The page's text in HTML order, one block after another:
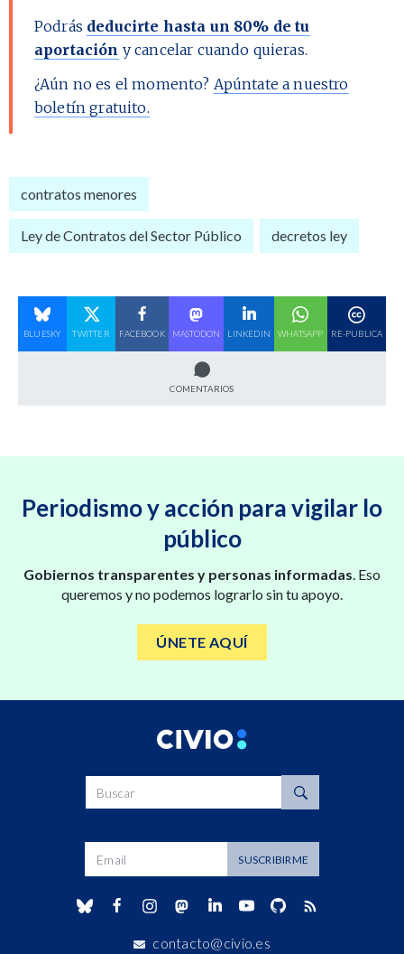
Podrás deducirte hasta un 80% de tu
aportación y cancelar cuando quieras.
¿Aún no es el momento? Apúntate a nuestro
boletín gratuito.
contratos menores
Ley de Contratos del Sector Público decretos ley
BLUESKY TWITTER FACEBOOK MASTODON LINKEDIN WHATSAPP RE-PUBLICA
COMENTARIOS
Periodismo y acción para vigilar lo
público
Gobiernos transparentes y personas informadas. Eso
queremos y no podemos lograrlo sin tu apoyo.
ÚNETE AQUÍ
SUSCRIBIRME
contacto@civio.es